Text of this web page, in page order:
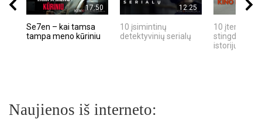
17:50
Se7en – kai tamsa
tampa meno kūriniu
12:25
10 įsimintinų
detektyvinių serialų
10 įtemptų,
stingdančių
istorijų
Naujienos iš interneto: